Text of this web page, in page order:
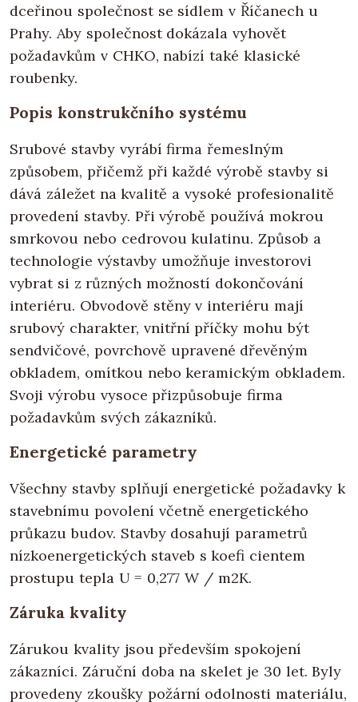
dceřinou společnost se sídlem v Říčanech u
Prahy. Aby společnost dokázala vyhovět
požadavkům v CHKO, nabízí také klasické
roubenky.
Popis konstrukčního systému
Srubové stavby vyrábí firma řemeslným
způsobem, přičemž při každé výrobě stavby si
dává záležet na kvalitě a vysoké profesionalitě
provedení stavby. Při výrobě používá mokrou
smrkovou nebo cedrovou kulatinu. Způsob a
technologie výstavby umožňuje investorovi
vybrat si z různých možností dokončování
interiéru. Obvodově stěny v interiéru mají
srubový charakter, vnitřní příčky mohu být
sendvičové, povrchově upravené dřevěným
obkladem, omítkou nebo keramickým obkladem.
Svoji výrobu vysoce přizpůsobuje firma
požadavkům svých zákazníků.
Energetické parametry
Všechny stavby splňují energetické požadavky k
stavebnímu povolení včetně energetického
průkazu budov. Stavby dosahují parametrů
nízkoenergetických staveb s koefi cientem
prostupu tepla U = 0,277 W / m2K.
Záruka kvality
Zárukou kvality jsou především spokojení
zákazníci. Záruční doba na skelet je 30 let. Byly
provedeny zkoušky požární odolnosti materiálu,